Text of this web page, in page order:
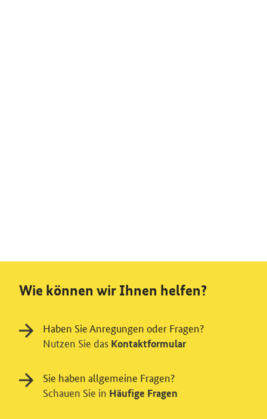
Wie können wir Ihnen helfen?
Haben Sie Anregungen oder Fragen?
Nutzen Sie das Kontaktformular
Sie haben allgemeine Fragen?
Schauen Sie in Häufige Fragen